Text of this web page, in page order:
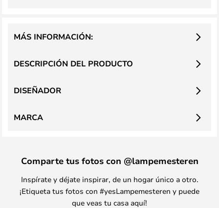
DESCRIPCIÓN DEL PRODUCTO
MÁS INFORMACIÓN:
DISEÑADOR
MARCA
Comparte tus fotos con @lampemesteren
Inspírate y déjate inspirar, de un hogar único a otro.
¡Etiqueta tus fotos con #yesLampemesteren y puede
que veas tu casa aquí!